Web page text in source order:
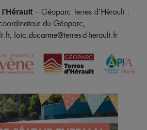
– Géoparc Terres d’Hérault :
du Géoparc,
, loic.ducarme@terres-d-herault.fr